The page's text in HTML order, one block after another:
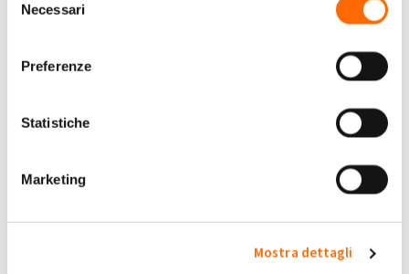
delNecessari
Preferenze
Statistiche
Marketing
Mostra dettagli
9